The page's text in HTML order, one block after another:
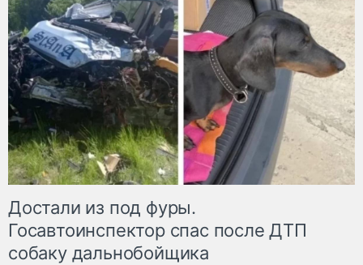
Достали из под фуры.
Госавтоинспектор спас после ДТП
собаку дальнобойщика